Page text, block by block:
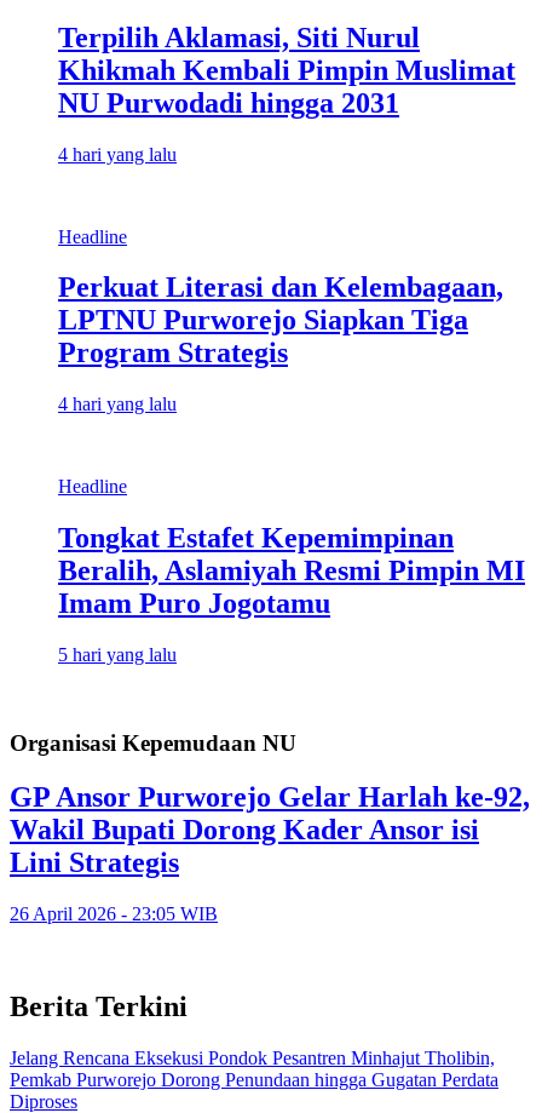
Terpilih Aklamasi, Siti Nurul
Khikmah Kembali Pimpin Muslimat
NU Purwodadi hingga 2031
4 hari yang lalu
Headline
Perkuat Literasi dan Kelembagaan,
LPTNU Purworejo Siapkan Tiga
Program Strategis
4 hari yang lalu
Headline
Tongkat Estafet Kepemimpinan
Beralih, Aslamiyah Resmi Pimpin MI
Imam Puro Jogotamu
5 hari yang lalu
Organisasi Kepemudaan NU
GP Ansor Purworejo Gelar Harlah ke-92,
Wakil Bupati Dorong Kader Ansor isi
Lini Strategis
26 April 2026 - 23:05 WIB
Berita Terkini
Jelang Rencana Eksekusi Pondok Pesantren Minhajut Tholibin,
Pemkab Purworejo Dorong Penundaan hingga Gugatan Perdata
Diproses